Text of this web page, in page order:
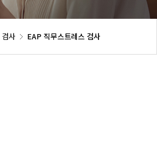
사 EAP 직무스트레스 검사